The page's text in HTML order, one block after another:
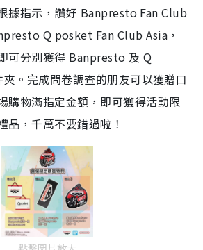
據指示，讚好 Banpresto Fan Club
Q posket Fan Club Asia，
可分別獲得 Banpresto 及 Q
。完成問卷調查的朋友可以獲贈口
購物滿指定金額，即可獲得活動限
品，千萬不要錯過啦！